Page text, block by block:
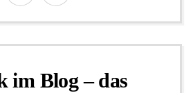
im Blog – das